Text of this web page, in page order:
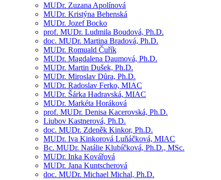
MUDr. Zuzana Apolínová
MUDr. Kristýna Behenská
MUDr. Jozef Bocko
prof. MUDr. Ludmila Boudová, Ph.D.
doc. MUDr. Martina Bradová, Ph.D.
MUDr. Romuald Čuřík
MUDr. Magdalena Daumová, Ph.D.
MUDr. Martin Dušek, Ph.D.
MUDr. Miroslav Důra, Ph.D.
MUDr. Radoslav Ferko, MIAC
MUDr. Šárka Hadravská, MIAC
MUDr. Markéta Horáková
prof. MUDr. Denisa Kacerovská, Ph.D.
Liubov Kastnerová, Ph.D.
doc. MUDr. Zdeněk Kinkor, Ph.D.
MUDr. Iva Kinkorová Luňáčková, MIAC
Bc. MUDr. Natálie Klubíčková, Ph.D., MSc.
MUDr. Inka Kovářová
MUDr. Jana Kuntscherová
doc. MUDr. Michael Michal, Ph.D.